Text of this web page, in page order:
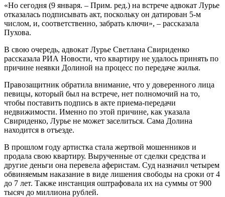
«Но сегодня (9 января. – Прим. ред.) на встрече адвокат Лурье
отказалась подписывать акт, поскольку он датирован 5-м
числом, и, соответственно, забрать ключи», – рассказала
Пухова.
В свою очередь, адвокат Лурье Светлана Свириденко
рассказала РИА Новости, что квартиру не удалось принять по
причине неявки Долиной на процесс по передаче жилья.
Правозащитник обратила внимание, что у доверенного лица
певицы, который был на встрече, нет полномочий на то,
чтобы поставить подпись в акте приема-передачи
недвижимости. Именно по этой причине, как указала
Свириденко, Лурье не может заселиться. Сама Долина
находится в отъезде.
В прошлом году артистка стала жертвой мошенников и
продала свою квартиру. Вырученные от сделки средства и
другие деньги она перевела аферистам. Суд назначил четырем
обвиняемым наказание в виде лишения свободы на сроки от 4
до 7 лет. Также инстанция оштрафовала их на суммы от 900
тысяч до миллиона рублей.